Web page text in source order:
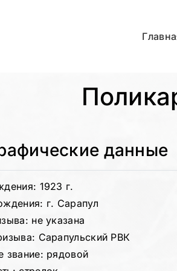
данные
1923 г.
г. Сарапул
не указана
Сарапульский РВК
звание: рядовой